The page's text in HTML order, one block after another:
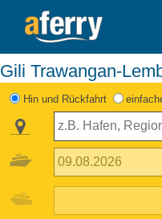
Gili Trawangan-
Hin und Rückfahrt